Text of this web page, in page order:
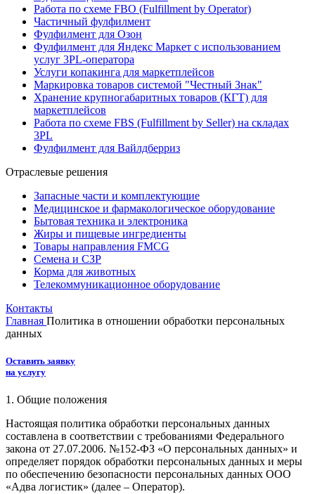
Работа по схеме FBO (Fulfillment by Operator)
Частичный фулфилмент
Фулфилмент для Озон
Фулфилмент для Яндекс Маркет с использованием
услуг 3PL-оператора
Услуги копакинга для маркетплейсов
Маркировка товаров системой "Честный Знак"
Хранение крупногабаритных товаров (КГТ) для
маркетплейсов
Работа по схеме FBS (Fulfillment by Seller) на складах
3PL
Фулфилмент для Вайлдберриз
Отраслевые решения
Запасные части и комплектующие
Медицинское и фармакологическое оборудование
Бытовая техника и электроника
Жиры и пищевые ингредиенты
Товары направления FMCG
Семена и СЗР
Корма для животных
Телекоммуникационное оборудование
Контакты
Главная Политика в отношении обработки персональных
данных
Оставить заявку
на услугу
1. Общие положения
Настоящая политика обработки персональных данных
составлена в соответствии с требованиями Федерального
закона от 27.07.2006. №152-ФЗ «О персональных данных» и
определяет порядок обработки персональных данных и меры
по обеспечению безопасности персональных данных ООО
«Адва логистик» (далее – Оператор).